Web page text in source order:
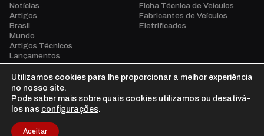
Notícias
Artigos
Brasil
Mundo
Artigos Técnicos
Lançamentos
Eventos
Opinião
Vídeos
Ficha Técnica de Veículos
Fabricantes de Veículos
Eletrificados
© 2026 CanalVE. Todos os direitos reservados.
Utilizamos cookies para lhe proporcionar a melhor experiência
no nosso site.
Pode saber mais sobre quais cookies utilizamos ou desativá-
los nas configurações.
Aceitar